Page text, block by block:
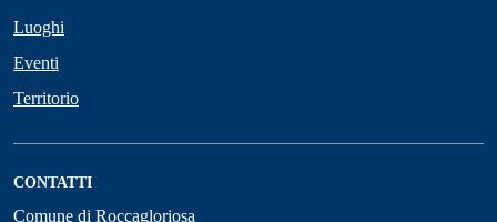
Luoghi
Eventi
Territorio
CONTATTI
Comune di Roccagloriosa